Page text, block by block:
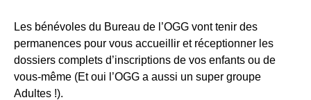
Les bénévoles du Bureau de l’OGG vont tenir des
permanences pour vous accueillir et réceptionner les
dossiers complets d’inscriptions de vos enfants ou de
vous-même (Et oui l’OGG a aussi un super groupe
Adultes !).